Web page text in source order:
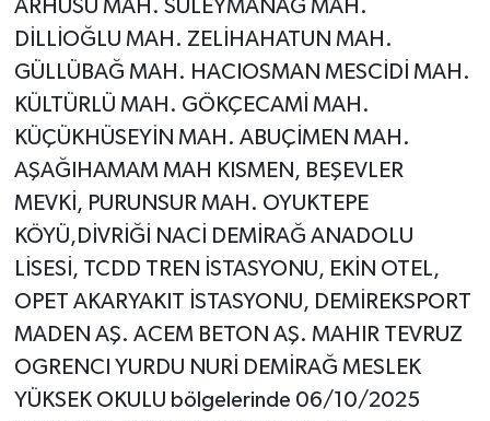
ARHUSU MAH. SÜLEYMANAĞ MAH.
DİLLİOĞLU MAH. ZELİHAHATUN MAH.
GÜLLÜBAĞ MAH. HACIOSMAN MESCİDİ MAH.
KÜLTÜRLÜ MAH. GÖKÇECAMİ MAH.
KÜÇÜKHÜSEYİN MAH. ABUÇİMEN MAH.
AŞAĞIHAMAM MAH KISMEN, BEŞEVLER
MEVKİ, PURUNSUR MAH. OYUKTEPE
KÖYÜ,DİVRİĞİ NACİ DEMİRAĞ ANADOLU
LİSESİ, TCDD TREN İSTASYONU, EKİN OTEL,
OPET AKARYAKIT İSTASYONU, DEMİREKSPORT
MADEN AŞ. ACEM BETON AŞ. MAHIR TEVRUZ
OGRENCI YURDU NURİ DEMİRAĞ MESLEK
YÜKSEK OKULU bölgelerinde 06/10/2025